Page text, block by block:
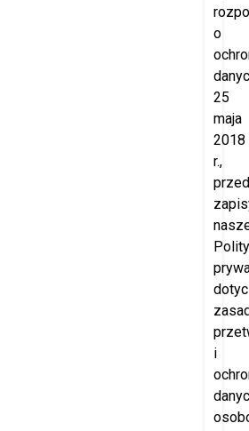
o
25
maja
2018
r.,
i